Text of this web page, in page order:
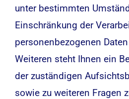
unter bestimmten
Einschränkung der
personenbezogenen
Weiteren steht Ihnen ein
der zuständigen
sowie zu weiteren Fragen